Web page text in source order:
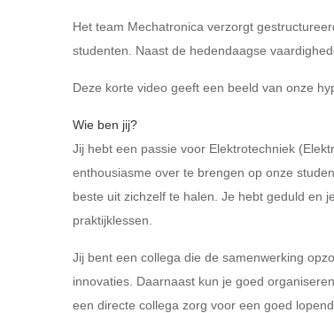
Het team Mechatronica verzorgt
studenten. Naast de hedendaagse
Deze korte video geeft een beeld van onze
Wie ben jij?
Jij hebt een passie voor Elektrotechniek
enthousiasme over te brengen op onze
beste uit zichzelf te halen. Je hebt geduld en
praktijklessen.
Jij bent een collega die de samenwerking
innovaties. Daarnaast kun je goed
een directe collega zorg voor een goed